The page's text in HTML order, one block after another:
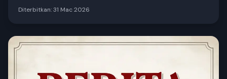
Diterbitkan:31 Mac 2026